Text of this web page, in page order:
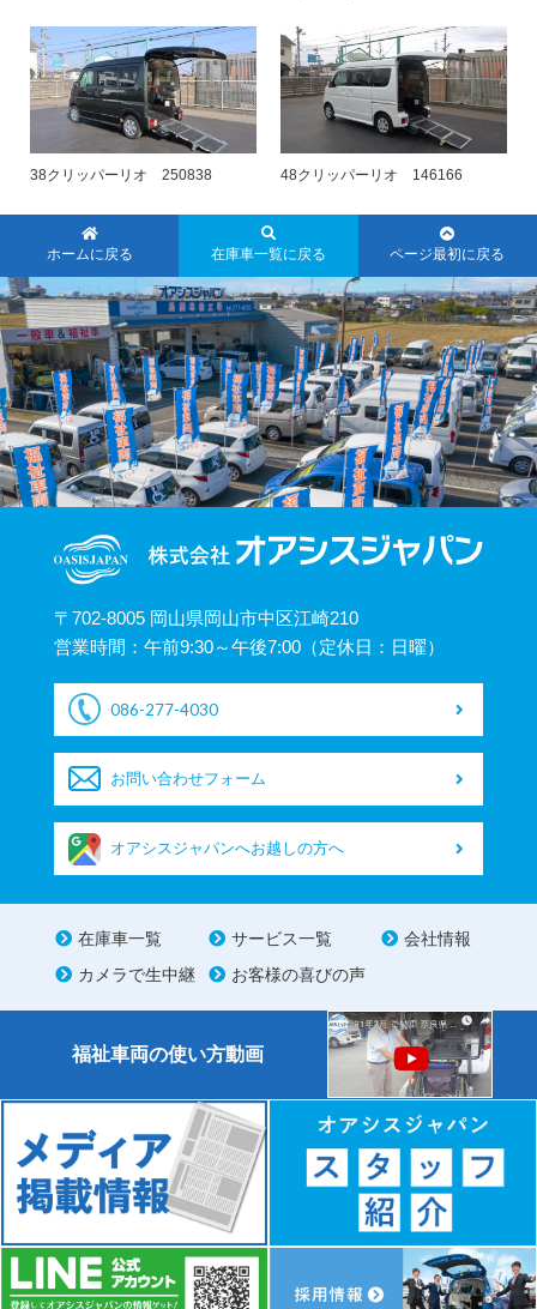
38クリッパーリオ 250838 48クリッパーリオ 146166
ホームに戻る 在庫車一覧に戻る ページ最初に戻る
〒702-8005 岡山県岡山市中区江崎210
営業時間：午前9:30～午後7:00（定休日：日曜）
086-277-4030
お問い合わせフォーム
オアシスジャパンへお越しの方へ
在庫車一覧 サービス一覧
会社情報
カメラで生中継
お客様の喜びの声
福祉車両の使い方動画